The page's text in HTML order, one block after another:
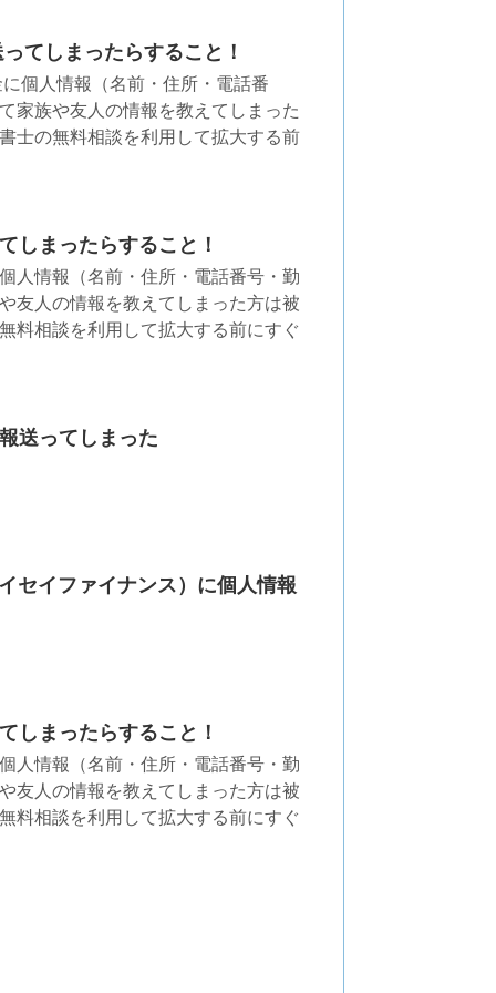
てしまったらすること！
個人情報（名前・住所・電話番
家族や友人の情報を教えてしまった
士の無料相談を利用して拡大する前
しまったらすること！
人情報（名前・住所・電話番号・勤
友人の情報を教えてしまった方は被
料相談を利用して拡大する前にすぐ
送ってしまった
セイファイナンス）に個人情報
しまったらすること！
人情報（名前・住所・電話番号・勤
友人の情報を教えてしまった方は被
料相談を利用して拡大する前にすぐ